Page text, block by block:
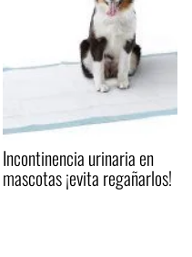
Incontinencia urinaria en
mascotas ¡evita regañarlos!